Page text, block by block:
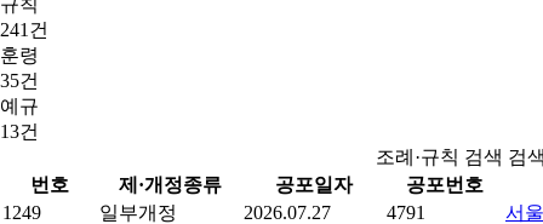
규칙
241건
훈령
35건
예규
13건
조례·규칙 검색 검
번호
제·개정종류 공포일자
공포번호
1249
일부개정 2026.07.27 4791
서